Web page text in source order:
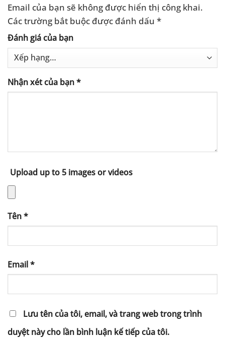
Email của bạn sẽ không được hiển thị công khai.
Các trường bắt buộc được đánh dấu *
Đánh giá của bạn
Nhận xét của bạn*
Upload up to 5 images or videos
Tên*
Email*
Lưu tên của tôi, email, và trang web trong trình
duyệt này cho lần bình luận kế tiếp của tôi.